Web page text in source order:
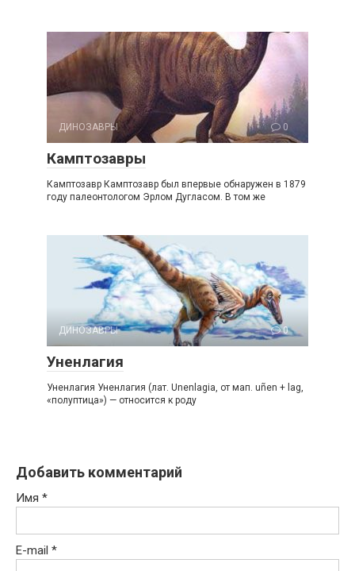
ДИНОЗАВРЫ 0
Камптозавры
Камптозавр Камптозавр был впервые обнаружен в 1879
году палеонтологом Эрлом Дугласом. В том же
ДИНОЗАВРЫ 0
Уненлагия
Уненлагия Уненлагия (лат. Unenlagia, от мап. uñen + lag,
«полуптица») — относится к роду
Добавить комментарий
Имя *
E-mail *